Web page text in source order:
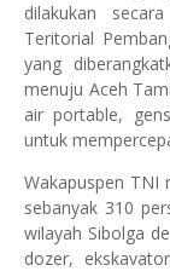
dilakukan
Teritorial
yang
menuju Aceh
air portable,
untuk
Wakapuspen TNI
sebanyak 310
wilayah Sibolga
dozer,